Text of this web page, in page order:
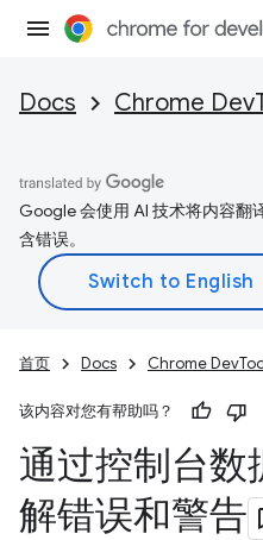
Docs Chrome
Google 会使用 AI 技术将内容翻
含错误。
首页 Docs Chrome
该内容对您有帮助吗？
通过控制台数
解错误和警告